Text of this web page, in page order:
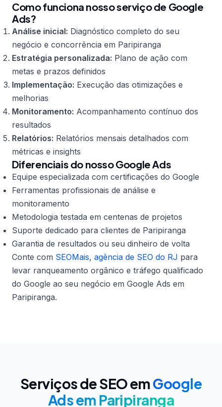
Como funciona nosso serviço de Google
Ads?
Análise inicial: Diagnóstico completo do seu
negócio e concorrência em Paripiranga
Estratégia personalizada: Plano de ação com
metas e prazos definidos
Implementação: Execução das otimizações e
melhorias
Monitoramento: Acompanhamento contínuo dos
resultados
Relatórios: Relatórios mensais detalhados com
métricas e insights
Diferenciais do nosso Google Ads
Equipe especializada com certificações do Google
Ferramentas profissionais de análise e
monitoramento
Metodologia testada em centenas de projetos
Suporte dedicado para clientes de Paripiranga
Garantia de resultados ou seu dinheiro de volta
Conte com SEOMais, agência de SEO do RJ para
levar ranqueamento orgânico e tráfego qualificado
do Google ao seu negócio em Google Ads em
Paripiranga.
Serviços de SEO emGoogle
Ads em Paripiranga